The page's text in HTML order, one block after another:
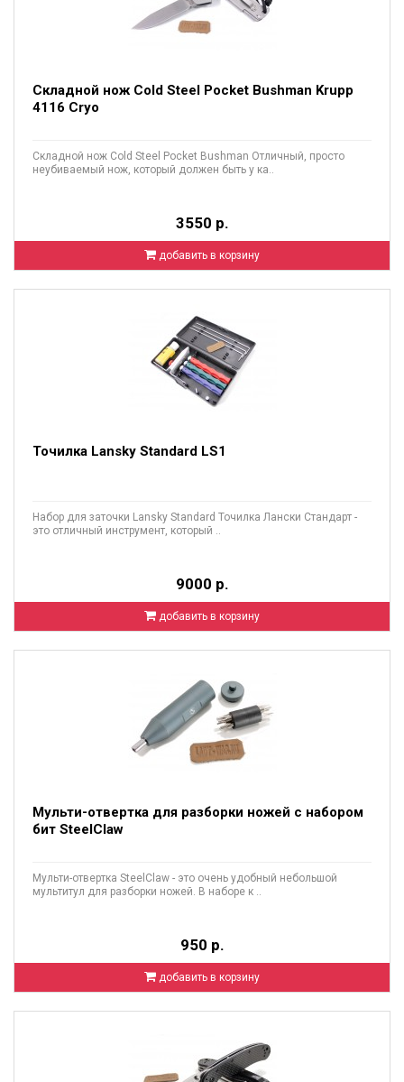
Складной нож Cold Steel Pocket Bushman Krupp
4116 Cryo
Складной нож Cold Steel Pocket Bushman Отличный, просто
неубиваемый нож, который должен быть у ка..
3550 р.
добавить в корзину
Точилка Lansky Standard LS1
Набор для заточки Lansky Standard Точилка Лански Стандарт -
это отличный инструмент, который ..
9000 р.
добавить в корзину
Мульти-отвертка для разборки ножей с набором
бит SteelClaw
Мульти-отвертка SteelClaw - это очень удобный небольшой
мультитул для разборки ножей. В наборе к ..
950 р.
добавить в корзину